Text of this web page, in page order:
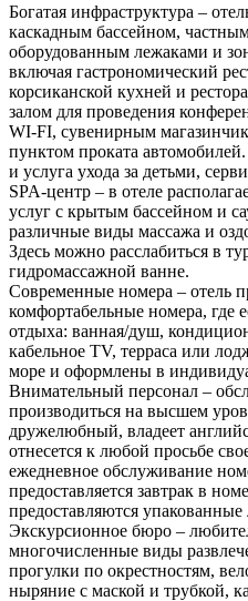
Богатая инфраструктура –
каскадным бассейном,
оборудованным лежаками и
включая гастрономический
корсиканской кухней и
залом для проведения
WI-FI, сувенирным
пунктом проката
и услуга ухода за детьми,
SPA-центр – в отеле
услуг с крытым бассейном и
различные виды массажа и
Здесь можно расслабиться в
гидромассажной ванне.
Современные номера – отель
комфортабельные номера, где
отдыха: ванная/душ,
кабельное TV, терраса или
море и оформлены в
Внимательный персонал –
производиться на высшем
дружелюбный, владеет
отнесется к любой просьбе
ежедневное обслуживание
предоставляется завтрак в
предоставляются
Экскурсионное бюро –
многочисленные виды
прогулки по окрестностям,
ныряние с маской и трубкой,